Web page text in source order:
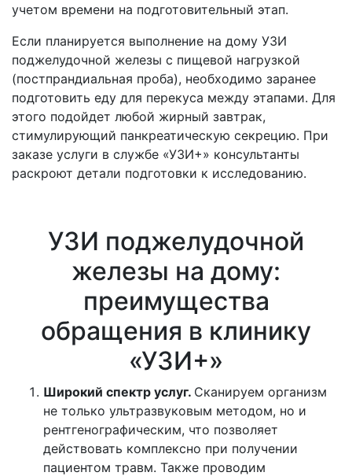
учетом времени на подготовительный этап.
Если планируется выполнение на дому УЗИ
поджелудочной железы с пищевой нагрузкой
(постпрандиальная проба), необходимо заранее
подготовить еду для перекуса между этапами. Для
этого подойдет любой жирный завтрак,
стимулирующий панкреатическую секрецию. При
заказе услуги в службе «УЗИ+» консультанты
раскроют детали подготовки к исследованию.
УЗИ поджелудочной
железы на дому:
преимущества
обращения в клинику
«УЗИ+»
Широкий спектр услуг. Сканируем организм
не только ультразвуковым методом, но и
рентгенографическим, что позволяет
действовать комплексно при получении
пациентом травм. Также проводим